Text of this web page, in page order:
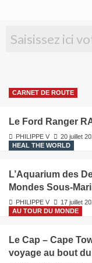
CARNET DE ROUTE
Le Ford Ranger
PHILIPPE V 20 juillet
HEAL THE WORLD
L’Aquarium des
Mondes Sous-
PHILIPPE V 17 juillet
AU TOUR DU MONDE
Le Cap – Cape
voyage au bout